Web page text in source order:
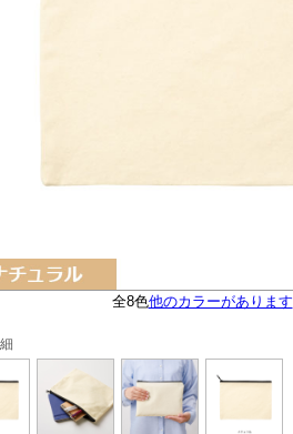
全8色他のカラーがあります
使用イメージ
大きさイメージ